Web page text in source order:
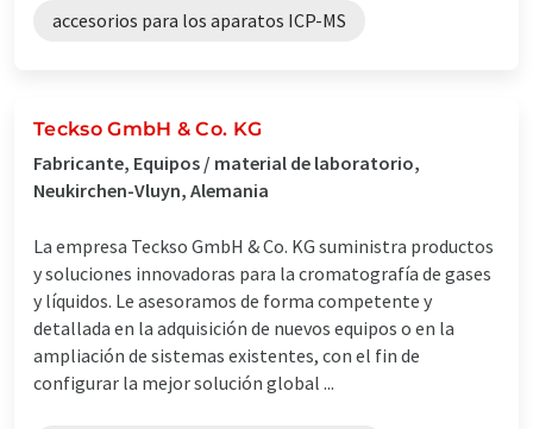
accesorios para los aparatos ICP-MS
Teckso GmbH & Co. KG
Fabricante, Equipos / material de laboratorio,
Neukirchen-Vluyn, Alemania
La empresa Teckso GmbH & Co. KG suministra productos
y soluciones innovadoras para la cromatografía de gases
y líquidos. Le asesoramos de forma competente y
detallada en la adquisición de nuevos equipos o en la
ampliación de sistemas existentes, con el fin de
configurar la mejor solución global ...